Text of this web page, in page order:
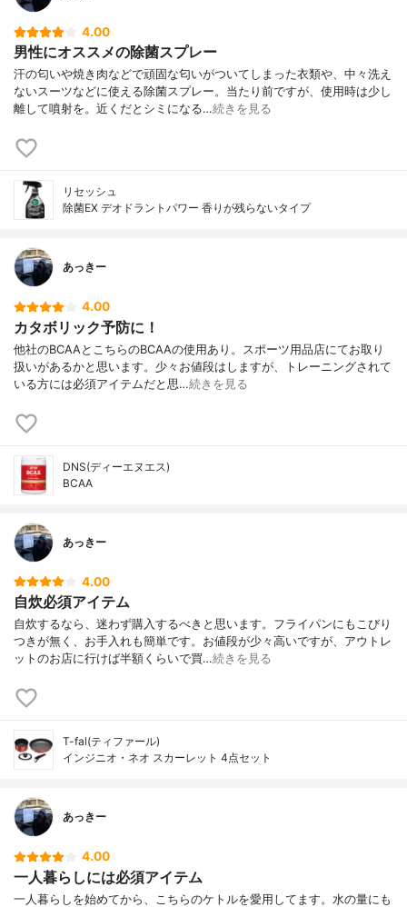
4.00
男性にオススメの除菌スプレー
汗の匂いや焼き肉などで頑固な匂いがついてしまった衣類や、中々洗え
ないスーツなどに使える除菌スプレー。当たり前ですが、使用時は少し
離して噴射を。近くだとシミになる…続きを見る
リセッシュ
除菌EX デオドラントパワー 香りが残らないタイプ
あっきー
4.00
カタボリック予防に！
他社のBCAAとこちらのBCAAの使用あり。スポーツ用品店にてお取り
扱いがあるかと思います。少々お値段はしますが、トレーニングされて
いる方には必須アイテムだと思…続きを見る
DNS(ディーエヌエス)
BCAA
あっきー
4.00
自炊必須アイテム
自炊するなら、迷わず購入するべきと思います。フライパンにもこびり
つきが無く、お手入れも簡単です。お値段が少々高いですが、アウトレ
ットのお店に行けば半額くらいで買…続きを見る
T-fal(ティファール)
インジニオ・ネオ スカーレット 4点セット
あっきー
4.00
一人暮らしには必須アイテム
一人暮らしを始めてから、こちらのケトルを愛用してます。水の量にも